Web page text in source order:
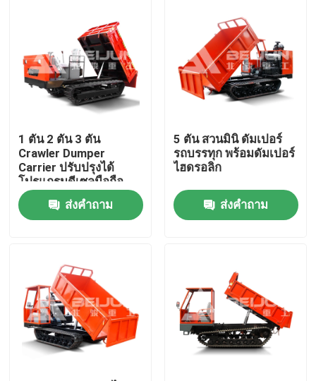
รายชื่อผู้ติดต่อ
ผลิตภัณฑ์
วิดีโอ
รถดั๊มพ์ใต้ดิน
รถบรรทุกติดใต้ดิน
รถบรรทุกขนของคราว์เลอร์ดัมเปอร์
1 ตัน 2 ตัน 3 ตัน
Crawler Dumper
Carrier ปรับปรุงได้
โปรแกรมดีเซลมือถือ
สําหรับขาย
ส่งคำถาม
5 ตัน สวนมินิ ดัมเปอร์
รถบรรทุก พร้อมดัมเปอร์
ไฮดรอลิก
ส่งคำถาม